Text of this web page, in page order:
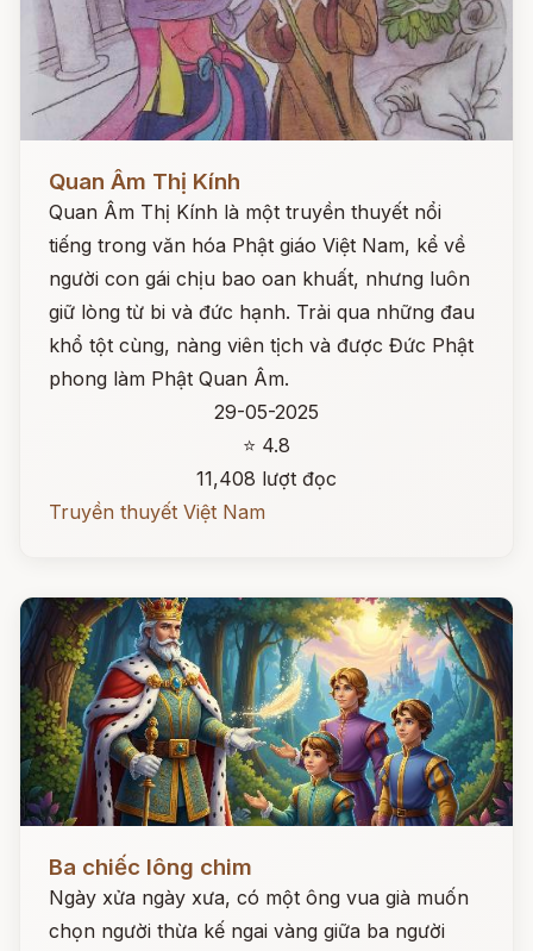
Quan Âm Thị Kính
Quan Âm Thị Kính là một truyền thuyết nổi
tiếng trong văn hóa Phật giáo Việt Nam, kể về
người con gái chịu bao oan khuất, nhưng luôn
giữ lòng từ bi và đức hạnh. Trải qua những đau
khổ tột cùng, nàng viên tịch và được Đức Phật
phong làm Phật Quan Âm.
29-05-2025
⭐ 4.8
11,408 lượt đọc
Truyền thuyết Việt Nam
Ba chiếc lông chim
Ngày xửa ngày xưa, có một ông vua già muốn
chọn người thừa kế ngai vàng giữa ba người